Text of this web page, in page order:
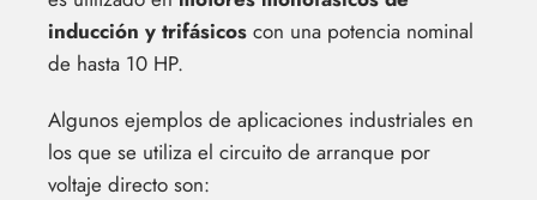
inducción y trifásicos con una potencia nominal
de hasta 10 HP.
Algunos ejemplos de aplicaciones industriales en
los que se utiliza el circuito de arranque por
voltaje directo son: